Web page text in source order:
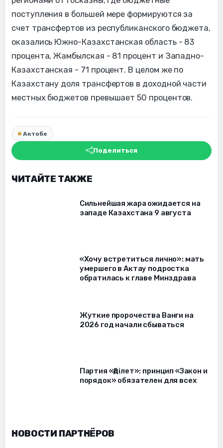
поступления в большей мере формируются за
счет трансфертов из республиканского бюджета,
оказались Южно-Казахстанская область - 83
процента, Жамбылская - 81 процент и Западно-
Казахстанская - 71 процент. В целом же по
Казахстану доля трансфертов в доходной части
местных бюджетов превышает 50 процентов.
Актобе
Поделиться
ЧИТАЙТЕ ТАКЖЕ
Сильнейшая жара ожидается на
западе Казахстана 9 августа
«Хочу встретиться лично»: мать
умершего в Актау подростка
обратилась к главе Минздрава
Жуткие пророчества Ванги на
2026 год начали сбываться
Партия «Әділет»: принцип «Закон и
порядок» обязателен для всех
НОВОСТИ ПАРТНЁРОВ